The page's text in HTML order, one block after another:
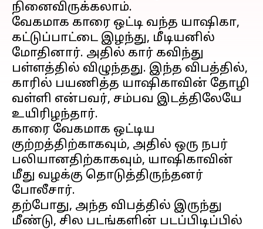
நினைவிருக்கலாம்.
வேகமாக காரை ஒட்டி வந்த யாஷிகா,
கட்டுப்பாட்டை இழந்து, மீடியனில்
மோதினார். அதில் கார் கவிந்து
பள்ளத்தில் விழுந்தது. இந்த விபத்தில்,
காரில் பயணித்த யாஷிகாவின் தோழி
வள்ளி என்பவர், சம்பவ இடத்திலேயே
உயிரிழந்தார்.
காரை வேகமாக ஒட்டிய
குற்றத்திற்காகவும், அதில் ஒரு நபர்
பலியானதிற்காகவும், யாஷிகாவின்
மீது வழக்கு தொடுத்திருந்தனர்
போலீசார்.
தற்போது, அந்த விபத்தில் இருந்து
மீண்டு, சில படங்களின் படப்பிடிப்பில்